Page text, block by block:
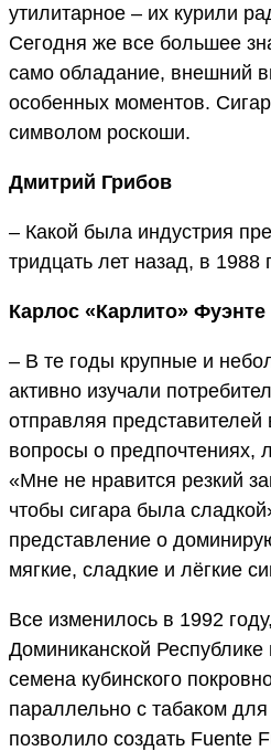
утилитарное – их курили
Сегодня же все большее
само обладание, внешний
особенных моментов.
символом роскоши.
Дмитрий Грибов
– Какой была индустрия
тридцать лет назад, в 1988
Карлос «Карлито» Фуэнте
– В те годы крупные и
активно изучали
отправляя
вопросы о предпочтениях,
«Мне не нравится резкий
чтобы сигара была
представление о
мягкие, сладкие и лёгкие
Все изменилось в 1992
Доминиканской
семена кубинского
параллельно с табаком
позволило создать Fuente